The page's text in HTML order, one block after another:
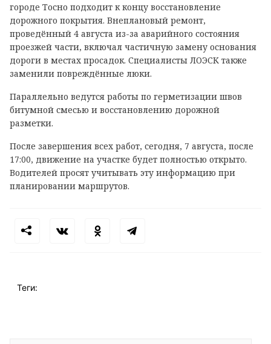
городе Тосно подходит к концу восстановление
дорожного покрытия. Внеплановый ремонт,
проведённый 4 августа из-за аварийного состояния
проезжей части, включал частичную замену основания
дороги в местах просадок. Специалисты ЛОЭСК также
заменили повреждённые люки.
Параллельно ведутся работы по герметизации швов
битумной смесью и восстановлению дорожной
разметки.
После завершения всех работ, сегодня, 7 августа, после
17:00, движение на участке будет полностью открыто.
Водителей просят учитывать эту информацию при
планировании маршрутов.
Теги: